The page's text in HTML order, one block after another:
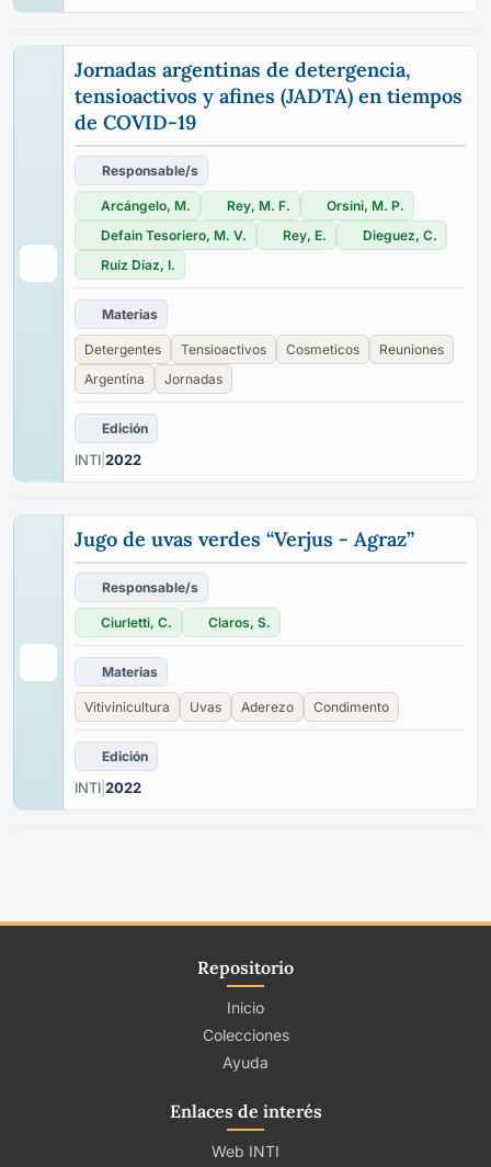
Jornadas argentinas de detergencia,
tensioactivos y afines (JADTA) en tiempos
de COVID-19
Responsable/s
Arcángelo, M. Rey, M. F.
Orsini, M. P.
Defain Tesoriero, M. V.
Rey, E.
Dieguez, C.
Ruíz Díaz, I.
Materias
Detergentes Tensioactivos Cosmeticos
Reuniones
Argentina
Jornadas
Edición
INTI 2022
Jugo de uvas verdes “Verjus - Agraz”
Responsable/s
Ciurletti, C. Claros, S.
Materias
Vitivinicultura Uvas Aderezo Condimento
Edición
INTI 2022
Repositorio
Inicio
Colecciones
Ayuda
Enlaces de interés
Web INTI